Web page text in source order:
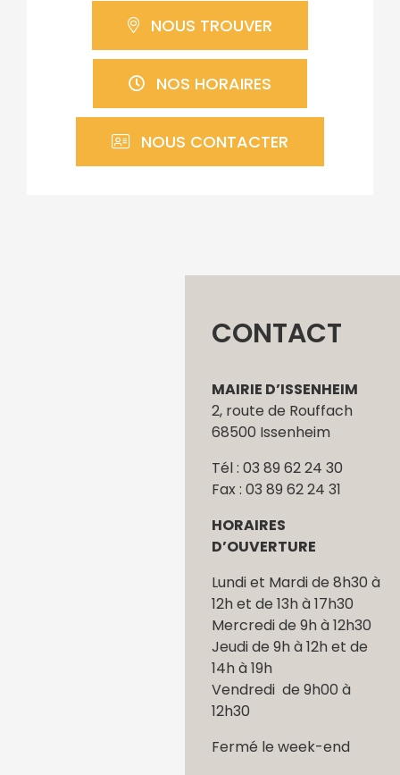
NOUS TROUVER
NOS HORAIRES
NOUS CONTACTER
CONTACT
MAIRIE D’ISSENHEIM
2, route de Rouffach
68500 Issenheim
Tél : 03 89 62 24 30
Fax : 03 89 62 24 31
HORAIRES
D’OUVERTURE
Lundi et Mardi de 8h30 à
12h et de 13h à 17h30
Mercredi de 9h à 12h30
Jeudi de 9h à 12h et de
14h à 19h
Vendredi de 9h00 à
12h30
Fermé le week-end